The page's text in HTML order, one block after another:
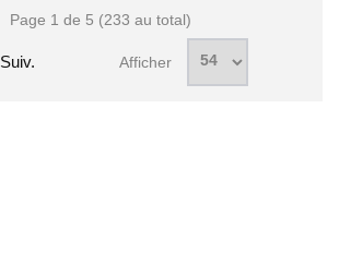
Page 1 de 5 (233 au total)
Suiv. Afficher